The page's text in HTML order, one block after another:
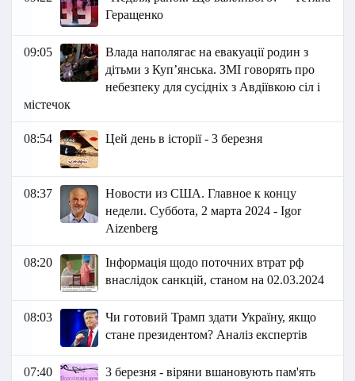
Геращенко
09:05
Влада наполягає на евакуації родин з
дітьми з Куп’янська. ЗМІ говорять про
небезпеку для сусідніх з Авдіївкою сіл і
містечок
08:54 Цей день в історії - 3 березня
08:37
Новости из США. Главное к концу
недели. Суббота, 2 марта 2024 - Igor
Aizenberg
08:20
Інформація щодо поточних втрат рф
внаслідок санкцій, станом на 02.03.2024
08:03
Чи готовий Трамп здати Україну, якщо
стане президентом? Аналіз експертів
07:40
3 березня - віряни вшановують пам'ять